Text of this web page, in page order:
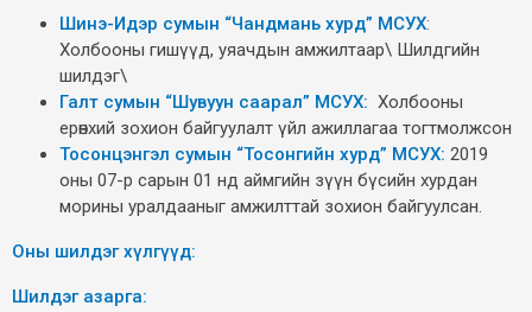
Шинэ-Идэр сумын “Чандмань хурд” МСУХ:
Холбооны гишүүд, уяачдын амжилтаар\ Шилдгийн
шилдэг\
Галт сумын “Шувуун саарал” МСУХ: Холбооны
ерөнхий зохион байгуулалт үйл ажиллагаа тогтмолжсон
Тосонцэнгэл сумын “Тосонгийн хурд” МСУХ: 2019
оны 07-р сарын 01 нд аймгийн зүүн бүсийн хурдан
морины уралдааныг амжилттай зохион байгуулсан.
Оны шилдэг хүлгүүд:
Шилдэг азарга: